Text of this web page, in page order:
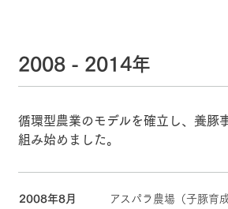
2008 - 2014年
循環型農業のモデルを確立し、養豚
組み始めました。
2008年8月 アスパラ農場（子豚育